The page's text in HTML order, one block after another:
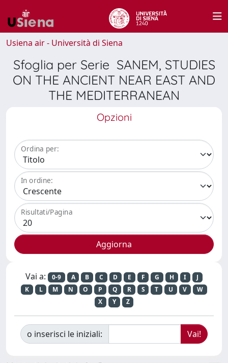
Usiena air - Università di Siena
Sfoglia per Serie SANEM, STUDIES
ON THE ANCIENT NEAR EAST AND
THE MEDITERRANEAN
Opzioni
Ordina per:
In ordine:
Risultati/Pagina
Vai a: 0-9 A B C D E F G H I
J
K
L M N O P Q R S T U V
W
X
Y Z
o inserisci le iniziali: